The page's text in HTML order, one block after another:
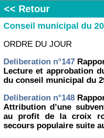
<< Retour
Conseil municipal du
ORDRE DU JOUR
Deliberation n°147
Lecture et approbation
du conseil municipal du
Deliberation n°148
Attribution d’une
au profit de la croix
secours populaire suite